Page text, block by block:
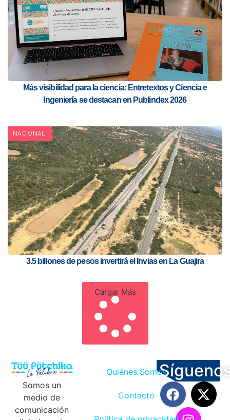
Más visibilidad para la ciencia: Entretextos y Ciencia e
Ingeniería se destacan en Publindex 2026
NACIONAL
3.5 billones de pesos invertirá el Invias en La Guajira
Cargar Más
Somos un
medio de
comunicación
Quiénes Somos
Contacto